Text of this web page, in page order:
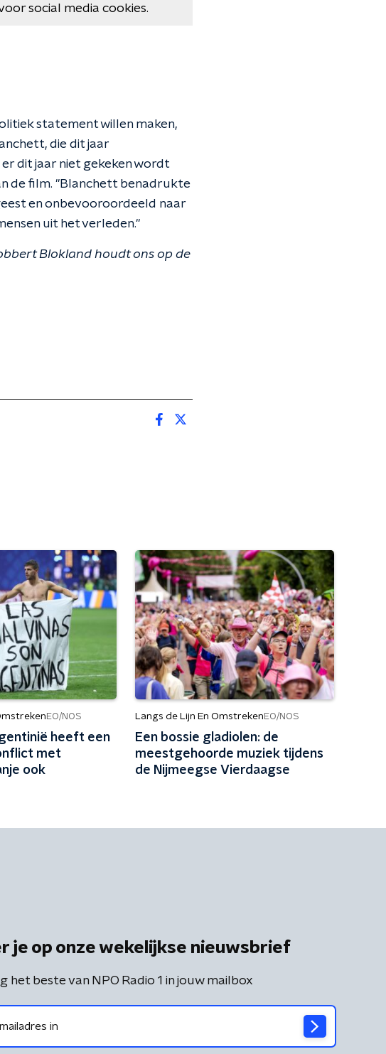
social media cookies.
statement willen maken,
die dit jaar
dit jaar niet gekeken wordt
de film. "Blanchett benadrukte
en onbevooroordeeld naar
uit het verleden."
Blokland houdt ons op de
EO/NOS
heeft een
met
ook
Langs de Lijn En Omstreken EO/NOS
Een bossie gladiolen: de
meestgehoorde muziek tijdens
de Nijmeegse Vierdaagse
je op onze wekelijkse nieuwsbrief
het beste van NPO Radio 1 in jouw mailbox